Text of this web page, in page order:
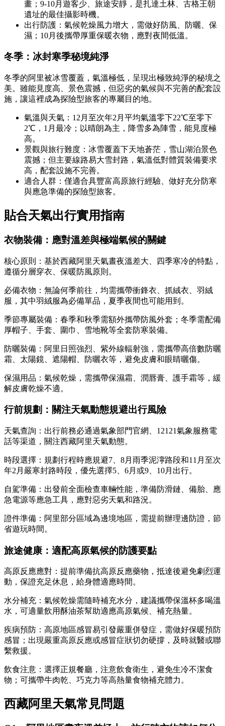
畫；9-10月遊客少、旅途安靜，是扎達土林、古格王朝
遺址的最佳攝影時機。
出行防護：氣候乾燥風力增大，需做好防風、防曬、保
濕；10月後攜帶厚重保暖衣物，應對夜間低溫。
冬季：冰封寒季秘境純淨
冬季的阿里被冰雪覆蓋，氣溫極低，呈現出極致純淨的秘境之
美。雖能見度高、景色震撼，但惡劣的氣候與不完善的配套設
施，讓這裡成為探險型旅客的專屬目的地。
氣溫與天氣：12月至次年2月平均氣溫零下22℃至零下
2℃，1月最冷；以晴朗為主，降雪多為陣雪，能見度極
高。
景觀與旅行難度：冰雪覆蓋下天地蒼茫，雪山湖泊景色
震撼；但主要線路易大雪封路，氣溫低對體質裝備要求
高，配套設施不完善。
適合人群：僅適合具豐富高原旅行經驗、做好充分防寒
與應急準備的探險型旅客。
貼合天氣出行實用指南
衣物裝備：應對溫差與極端氣候的關鍵
核心原則：基於西藏阿里天氣晝夜溫差大、四季寒冷的特點，
遵循分層穿衣、保暖防風原則。
必備衣物：無論何季前往，均需攜帶衝鋒衣、抓絨衣、羽絨
服，其中羽絨服為必備單品，夏季夜間也可能用到。
季節專屬裝備：春季和秋季需額外攜帶防風外套；冬季需配備
厚帽子、手套、圍巾、雪地靴等全套防寒裝備。
防曬裝備：阿里日照強烈、紫外線輻射強，需攜帶高倍數防曬
霜、太陽鏡、遮陽帽、防曬衣等，避免皮膚和眼睛曬傷。
保濕用品：氣候乾燥，需攜帶保濕霜、潤唇膏、護手霜等，緩
解皮膚乾燥不適。
行前規劃：關注天氣動態規避出行風險
天氣查詢：出行前務必通過氣象部門官網、12121氣象服務電
話等渠道，關注西藏阿里天氣動態。
時段選擇：規劃行程時應規避7、8月雨季泥濘路段和11月至次
年2月嚴寒封路時段，優先選擇5、6月或9、10月出行。
自駕準備：出發前全面檢查車輛性能，準備防滑鏈、備胎、應
急電源等應急工具，應對惡劣天氣和路況。
證件準備：阿里部分區域為邊境地區，需提前辦理邊防證，節
省遊玩時間。
旅途健康：適配高原氣候的防護要點
高原反應應對：提前準備抗高原反應藥物，抵達後避免劇烈運
動，保證充足休息，給身體適應時間。
水分補充：氣候乾燥需隨時補充水分，建議攜帶保溫杯多喝溫
水，可適量飲用酥油茶幫助適應高原氣候、補充熱量。
疾病預防：高原地區感冒易引發嚴重併發症，需做好保暖預防
感冒；出現嚴重高原反應或感冒症狀切勿硬撐，及時就醫或聯
繫救援。
飲食注意：選擇正規餐廳，注意飲食衛生，避免生冷不潔食
物；可攜帶牛肉乾、巧克力等高熱量食物補充體力。
西藏阿里天氣常見問題